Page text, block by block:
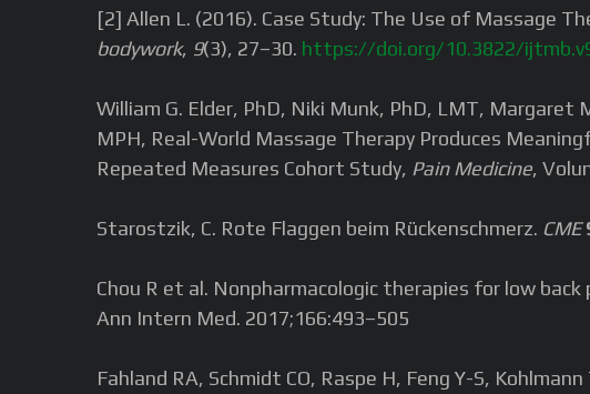
[2] Allen L. (2016). Case Study: The Use of Massage
bodywork, 9(3), 27–30. https://doi.org/10.3822/
William G. Elder, PhD, Niki Munk, PhD, LMT, Margaret
MPH, Real-World Massage Therapy Produces
Repeated Measures Cohort Study, Pain Medicine,
Starostzik, C. Rote Flaggen beim Rückenschmerz. CME
Chou R et al. Nonpharmacologic therapies for low
Ann Intern Med. 2017;166:493–505
Fahland RA, Schmidt CO, Raspe H, Feng Y-S,